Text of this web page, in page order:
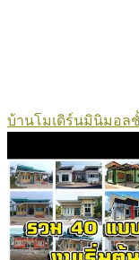
บ้านโมเดิร์นมินิมอลชั้